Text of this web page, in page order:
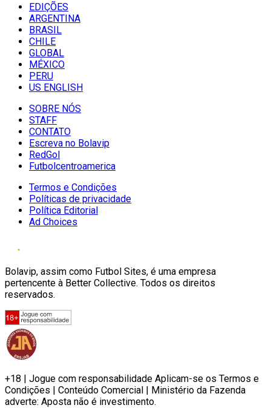
EDIÇÕES
ARGENTINA
BRASIL
CHILE
GLOBAL
MÉXICO
PERU
US ENGLISH
SOBRE NÓS
STAFF
CONTATO
Escreva no Bolavip
RedGol
Futbolcentroamerica
Termos e Condições
Políticas de privacidade
Política Editorial
Ad Choices
Bolavip, assim como Futbol Sites, é uma empresa
pertencente à Better Collective. Todos os direitos
reservados.
+18 | Jogue com responsabilidade Aplicam-se os Termos e
Condições | Conteúdo Comercial | Ministério da Fazenda
adverte: Aposta não é investimento.